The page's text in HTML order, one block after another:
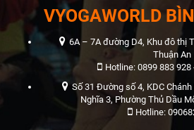
VYOGAWORLD
6A – 7A đường D4, Khu đô thị
Thuận An
Hotline: 0899 883 928
Số 31 Đường số 4, KDC
Nghĩa 3, Phường Thủ Dầu
Hotline: